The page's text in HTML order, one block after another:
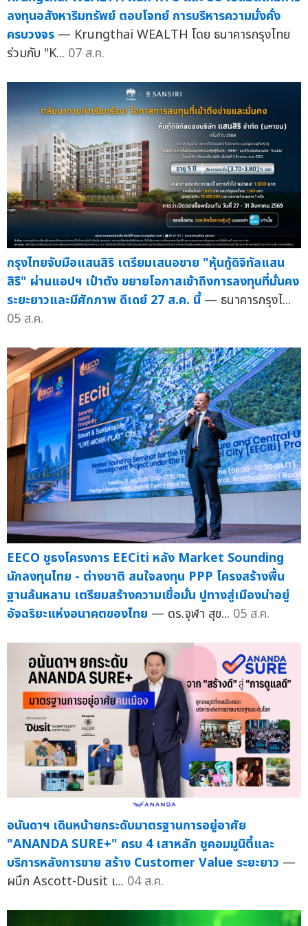
ลงทุนอสังหาริมทรัพย์ ตอบโจทย์ การบริหารความมั่งคั่ง
ครบวงจร — Krungthai WEALTH โดย ธนาคารกรุงไทย
ร่วมกับ "K... 07 ส.ค.
กรุงไทยจับมือแสนสิริ เตรียมเสนอขาย "หุ้นกู้ดิจิทัลแสน
สิริ" ผ่านแอปฯ เป๋าตัง ขยายโอกาสเข้าถึงการลงทุนที่มั่นคง
ระยะยาวและมีศักภาพ ดีเดย์ 27 ส.ค. นี้ — ธนาคารกรุงไ...
05 ส.ค.
EECO ชูธงโครงการ EECiti หลัง Market Sounding
นักลงทุนไทย - ต่างชาติ สนใจลงทุน PPP โครงสร้างพื้น
ฐานล้นหลาม เตรียมสร้างความเชื่อมั่น ปูทางสู่เมืองน่าอยู่
อัจฉริยะแห่งอนาคตของไทย — ดร.จุฬา สุข... 05 ส.ค.
อนันดาฯ เดินหน้ายกระดับมาตรฐานการอยู่อาศัย
"ANANDA SURE+" ครบ 4 เสาหลัก ชูคอมมูนิตี้และ
บริการหลังการขาย สร้าง Customer Value ระยะยาว —
ผนึก Ascott-Dusit เ... 04 ส.ค.